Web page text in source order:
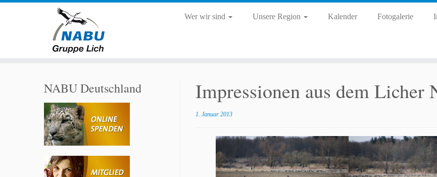
Wer wir sind Unsere Region Kalender Fotogalerie
NABU Deutschland Impressionen aus dem Licher
1. Januar 2013